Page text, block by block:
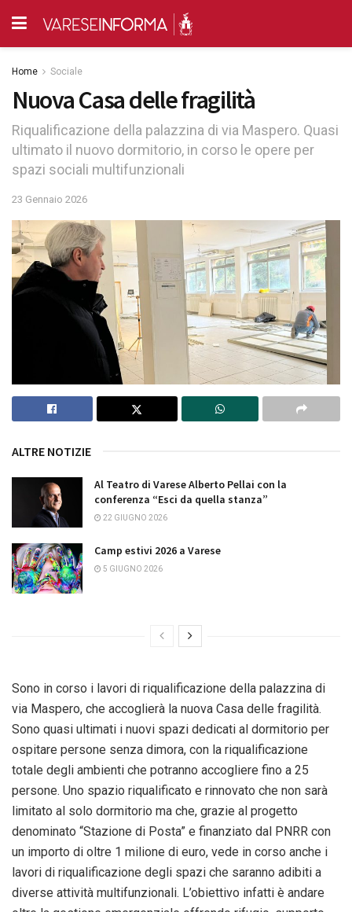
Home Sociale
Nuova Casa delle fragilità
Riqualificazione della palazzina di via Maspero. Quasi
ultimato il nuovo dormitorio, in corso le opere per
spazi sociali multifunzionali
23 Gennaio 2026
ALTRE NOTIZIE
Al Teatro di Varese Alberto Pellai con la
conferenza “Esci da quella stanza”
22 GIUGNO 2026
Camp estivi 2026 a Varese
5 GIUGNO 2026
Sono in corso i lavori di riqualificazione della palazzina di
via Maspero, che accoglierà la nuova Casa delle fragilità.
Sono quasi ultimati i nuovi spazi dedicati al dormitorio per
ospitare persone senza dimora, con la riqualificazione
totale degli ambienti che potranno accogliere fino a 25
persone. Uno spazio riqualificato e rinnovato che non sarà
limitato al solo dormitorio ma che, grazie al progetto
denominato “Stazione di Posta” e finanziato dal PNRR con
un importo di oltre 1 milione di euro, vede in corso anche i
lavori di riqualificazione degli spazi che saranno adibiti a
diverse attività multifunzionali. L’obiettivo infatti è andare